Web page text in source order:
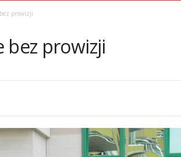
prowizji
bez prowizji